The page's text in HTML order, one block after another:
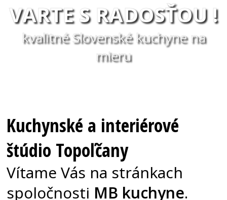
VARTE S RADOSŤOU !
kvalitné Slovenské kuchyne na
mieru
Kuchynské a interiérové
štúdio Topoľčany
Vítame Vás na stránkach
spoločnosti MB kuchyne.